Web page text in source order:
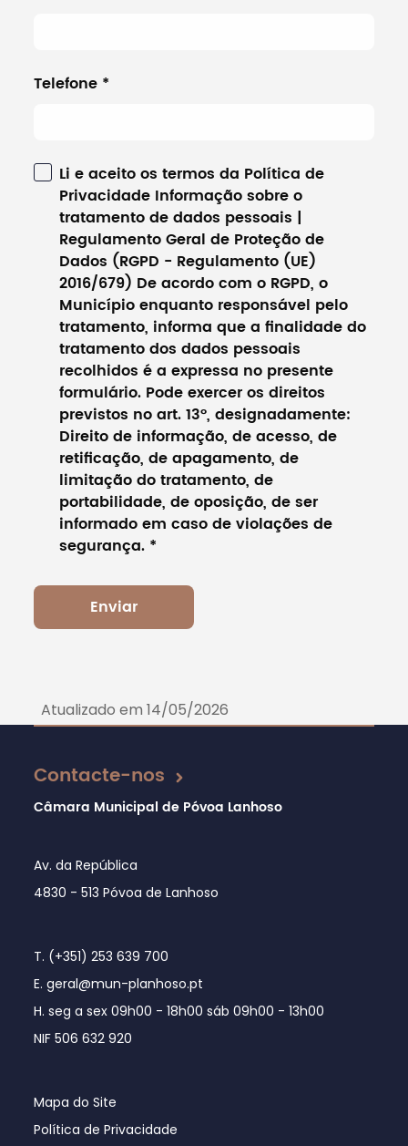
Telefone *
Li e aceito os termos da Política de
Privacidade Informação sobre o
tratamento de dados pessoais |
Regulamento Geral de Proteção de
Dados (RGPD - Regulamento (UE)
2016/679) De acordo com o RGPD, o
Município enquanto responsável pelo
tratamento, informa que a finalidade do
tratamento dos dados pessoais
recolhidos é a expressa no presente
formulário. Pode exercer os direitos
previstos no art. 13º, designadamente:
Direito de informação, de acesso, de
retificação, de apagamento, de
limitação do tratamento, de
portabilidade, de oposição, de ser
informado em caso de violações de
segurança. *
Atualizado em 14/05/2026
Contacte-nos
Câmara Municipal de Póvoa Lanhoso
Av. da República
4830 - 513 Póvoa de Lanhoso
T. (+351) 253 639 700
E. geral@mun-planhoso.pt
H. seg a sex 09h00 - 18h00 sáb 09h00 - 13h00
NIF 506 632 920
Mapa do Site
Política de Privacidade